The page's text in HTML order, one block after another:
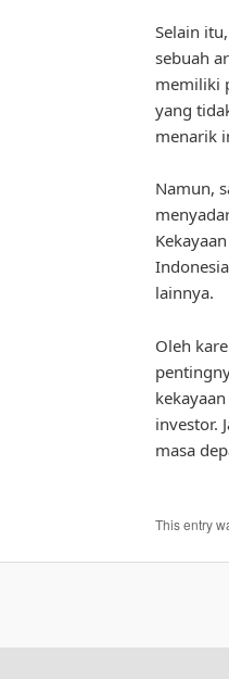
Selain
sebuah
memiliki
yang
menarik
Namun,
lainnya.
Oleh
investor.
masa
This entry